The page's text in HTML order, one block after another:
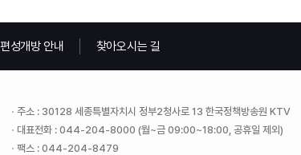
편성개방 안내 찾아오시는 길
주소 : 30128 세종특별자치시 정부2청사로 13 한국정책방송원 KTV
대표전화 : 044-204-8000 (월~금 09:00~18:00, 공휴일 제외)
팩스 : 044-204-8479